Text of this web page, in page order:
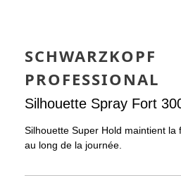
SCHWARZKOPF
PROFESSIONAL
Silhouette Spray Fort
Silhouette Super Hold maintient
au long de la journée.